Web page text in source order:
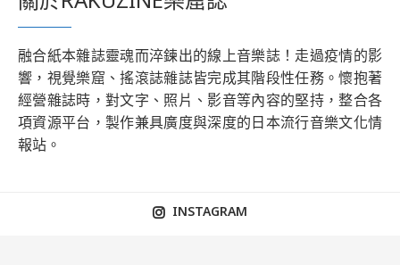
融合紙本雜誌靈魂而淬鍊出的線上音樂誌！走過疫情的影
響，視覺樂窟、搖滾誌雜誌皆完成其階段性任務。懷抱著
經營雜誌時，對文字、照片、影音等內容的堅持，整合各
項資源平台，製作兼具廣度與深度的日本流行音樂文化情
報站。
INSTAGRAM